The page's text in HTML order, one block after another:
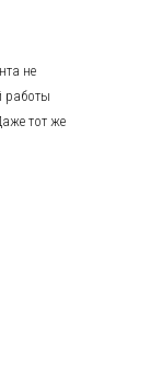
не
работы
тот же